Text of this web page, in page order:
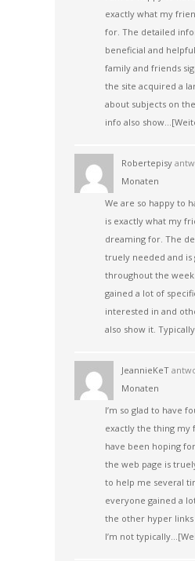
exactly what my
for. The detailed
beneficial and
family and friends
the site acquired a
about subjects on
info also show…
Robertepisy
Monaten
We are so happy to
is exactly what my
dreaming for. The
truely needed and is
throughout the
gained a lot of
interested in and
also show it.
JeannieKeT
Monaten
I’m so glad to have
exactly the thing my
have been hoping
the web page is
to help me several
everyone gained a
the other hyper
I’m not typically…